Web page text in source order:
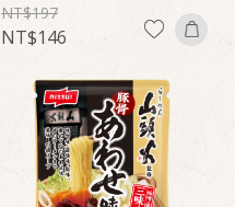
197
146